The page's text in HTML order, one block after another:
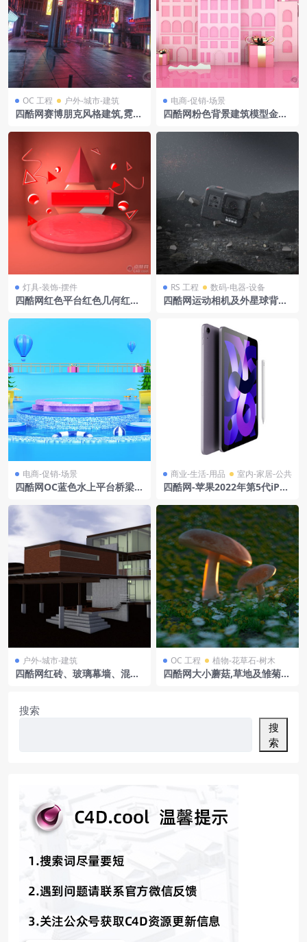
OC 工程 户外-城市-建筑
四酷网赛博朋克风格建筑,霓虹
电商-促销-场景
四酷网粉色背景建筑模型金色
灯具-装饰-摆件
四酷网红色平台红色几何红白
RS 工程 数码-电器-设备
四酷网运动相机及外星球背
电商-促销-场景
四酷网OC蓝色水上平台桥梁树
商业-生活-用品 室内-家居-公共
四酷网-苹果2022年第5代iPad
户外-城市-建筑
四酷网红砖、玻璃幕墙、混凝
OC 工程 植物-花草石-树木
四酷网大小蘑菇,草地及雏菊小
搜索
搜
索